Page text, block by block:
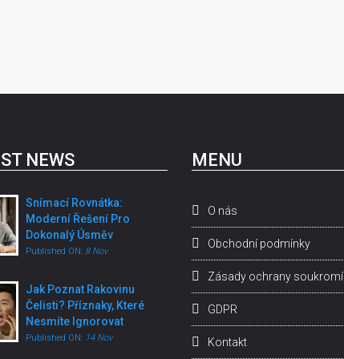
NEWS
Snímací Rovnátka:
Moderní Řešení Pro
Dokonalý Úsměv
Published ON: 8 Nov
Jak Poznat Rakovinu
Čelisti? Příznaky, Které
Nesmíte Ignorovat
Published ON: 14 Nov
MENU
O nás
Obchodní podmínky
Zásady ochrany soukromí
GDPR
Kontakt